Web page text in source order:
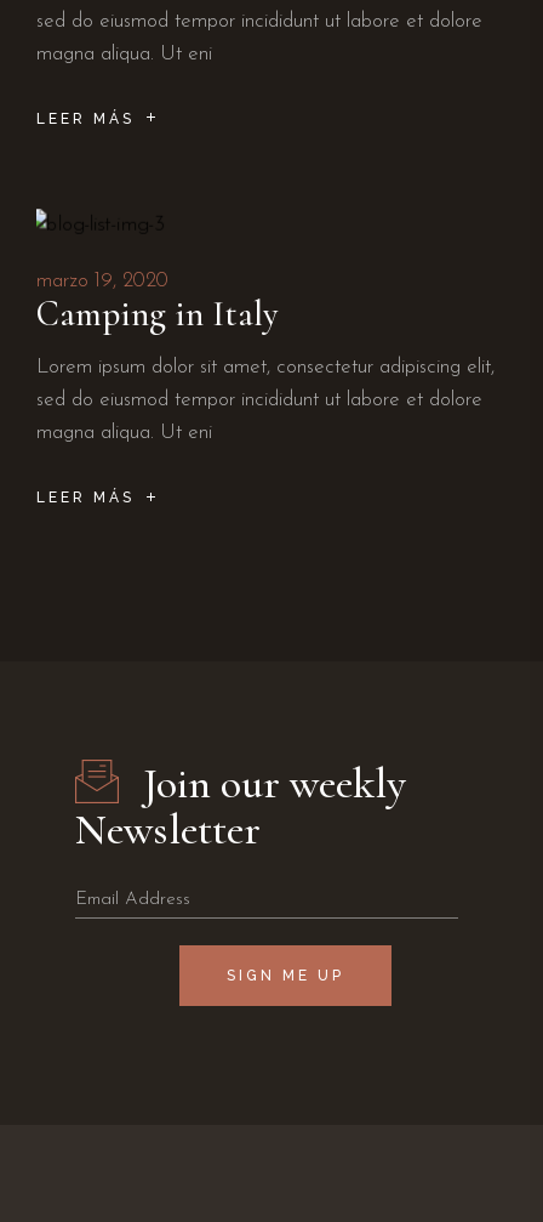
sed do eiusmod tempor incididunt ut labore et dolore
magna aliqua. Ut eni
LEER MÁS
marzo 19, 2020
Camping in Italy
Lorem ipsum dolor sit amet, consectetur adipiscing elit,
sed do eiusmod tempor incididunt ut labore et dolore
magna aliqua. Ut eni
LEER MÁS
Join our weekly
Newsletter
SIGN ME UP